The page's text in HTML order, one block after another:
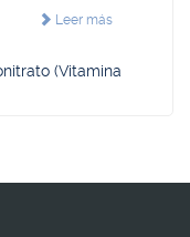
Leer más
(Vitamina